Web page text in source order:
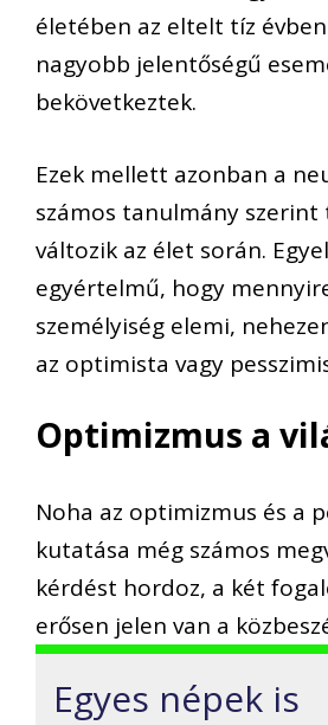
életében az eltelt tíz
nagyobb jelentőségű
bekövetkeztek.
Ezek mellett azonban a
számos tanulmány szerint
változik az élet során.
egyértelmű, hogy
személyiség elemi,
az optimista vagy
Optimizmus a
Noha az optimizmus és a
kutatása még számos
kérdést hordoz, a két
erősen jelen van a
Egyes népek is